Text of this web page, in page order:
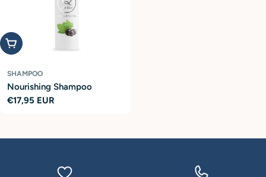
Lisää ostoskoriin
SHAMPOO
Nourishing Shampoo
Normaalihinta
€17,95 EUR